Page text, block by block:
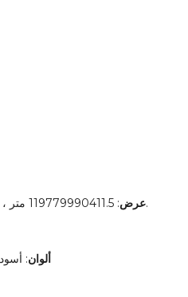
عرض: 119779990411.5 متر ، كحد أقصى. 1.8 م العرض الشائع هو 1.0 متر و 1.5 متر.
ألوان: